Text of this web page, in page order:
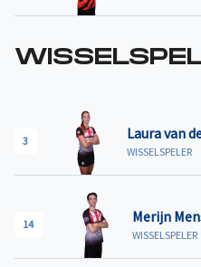
3 Laura van
WISSELSPELER
14 Merijn
WISSELSPELER